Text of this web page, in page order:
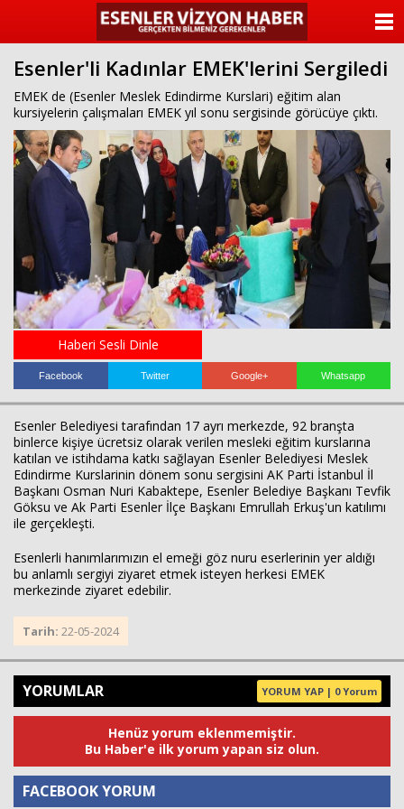
Esenler'li Kadınlar EMEK'lerini Sergiledi
EMEK de (Esenler Meslek Edindirme Kurslari) eğitim alan
kursiyelerin çalışmaları EMEK yıl sonu sergisinde görücüye çıktı.
Haberi Sesli Dinle
Facebook Twitter Google+ Whatsapp
Esenler Belediyesi tarafından 17 ayrı merkezde, 92 branşta
binlerce kişiye ücretsiz olarak verilen mesleki eğitim kurslarına
katılan ve istihdama katkı sağlayan Esenler Belediyesi Meslek
Edindirme Kurslarinin dönem sonu sergisini AK Parti İstanbul İl
Başkanı Osman Nuri Kabaktepe, Esenler Belediye Başkanı Tevfik
Göksu ve Ak Parti Esenler İlçe Başkanı Emrullah Erkuş'un katılımı
ile gerçekleşti.
Esenlerli hanımlarımızın el emeği göz nuru eserlerinin yer aldığı
bu anlamlı sergiyi ziyaret etmek isteyen herkesi EMEK
merkezinde ziyaret edebilir.
Tarih: 22-05-2024
YORUMLAR YORUM YAP | 0 Yorum
Henüz yorum eklenmemiştir.
Bu Haber'e ilk yorum yapan siz olun.
FACEBOOK YORUM
ANASAYFA
KATEGORİLER
YAZARLAR
ANKETLER
FOTO GALERİ
VİDEO GALERİ
KÜNYE
İLETİŞİM
Haberin Doğru Adresi.